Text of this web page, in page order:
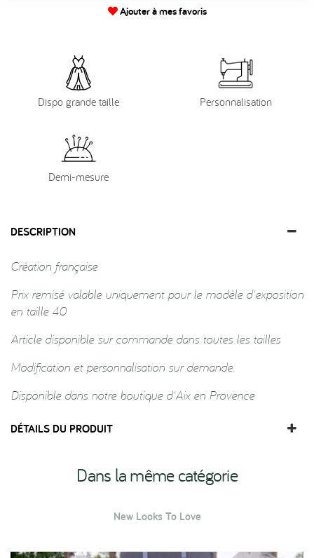
Ajouter à mes favoris
Dispo grande taille Personnalisation
Demi-mesure
DESCRIPTION
Création française
Prix remisé valable uniquement pour le modèle d'exposition
en taille 40
Article disponible sur commande dans toutes les tailles
Modification et personnalisation sur demande.
Disponible dans notre boutique d'Aix en Provence
DÉTAILS DU PRODUIT
Dans la même catégorie
New Looks To Love